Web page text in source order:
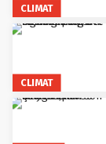
CLIMAT
CLIMAT